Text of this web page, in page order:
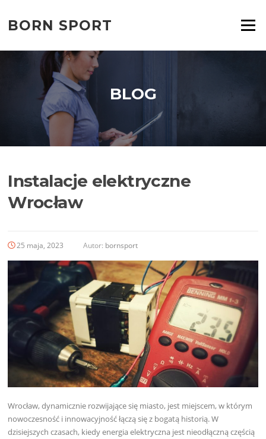
treściBORN SPORT Menu
BLOG
Instalacje elektryczne
Wrocław
25 maja, 2023 Autor: bornsport
Wrocław, dynamicznie rozwijające się miasto, jest miejscem, w którym
nowoczesność i innowacyjność łączą się z bogatą historią. W
dzisiejszych czasach, kiedy energia elektryczna jest nieodłączną częścią